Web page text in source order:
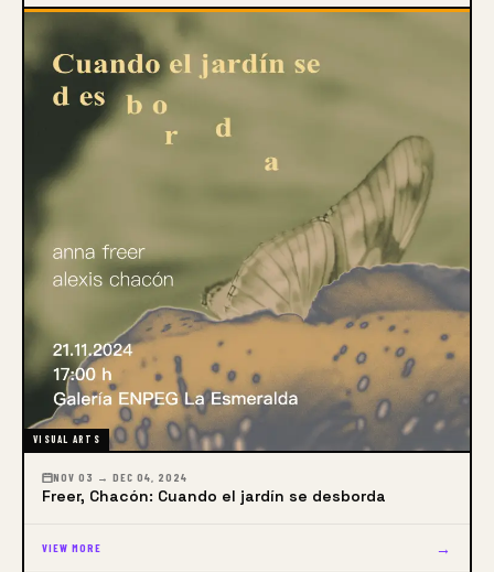
VISUAL ARTS
NOV 03 → DEC 04, 2024
Freer, Chacón: Cuando el jardín se desborda
VIEW MORE →